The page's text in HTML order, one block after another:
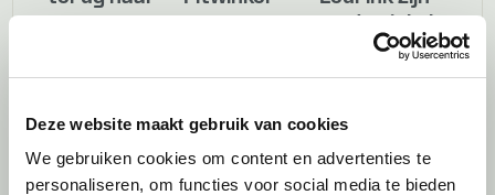
Deze website maakt gebruik van cookies
We gebruiken cookies om content en advertenties te
personaliseren, om functies voor social media te bieden
werk"
klaarstoomde
voor de
Case